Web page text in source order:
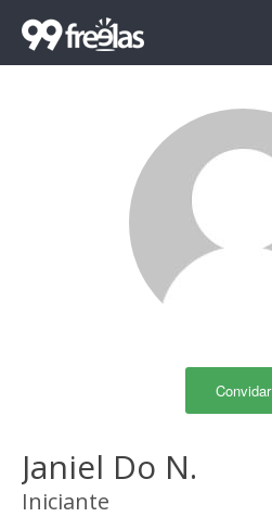
Convidar
Janiel Do N.
Iniciante